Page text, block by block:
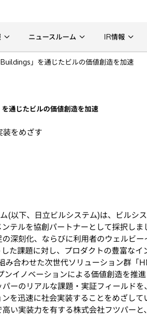
ニュースルーム IR情報
」を通じたビルの価値創造を加速
通じたビルの価値創造を加速
をめざす
以下、日立ビルシステム)は、ビルシ
テルを協創パートナーとして採択しま
深刻化、ならびに利用者のウェルビー
た課題に対し、プロダクトの豊富なイ
み合わせた次世代ソリューション群
イノベーションによる価値創造を推進
ーのリアルな課題・実証フィールド
を迅速に社会実装することをめざし
い実装力を有する株式会社フツパー